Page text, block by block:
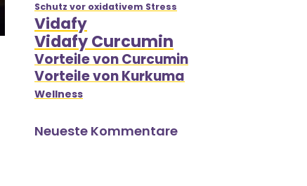
Schutz vor oxidativem Stress
Vidafy
Vidafy Curcumin
Vorteile von Curcumin
Vorteile von Kurkuma
Wellness
Neueste Kommentare